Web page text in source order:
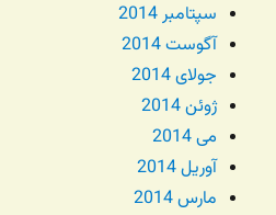
سپتامبر 2014
آگوست 2014
جولای 2014
ژوئن 2014
می 2014
آوریل 2014
مارس 2014